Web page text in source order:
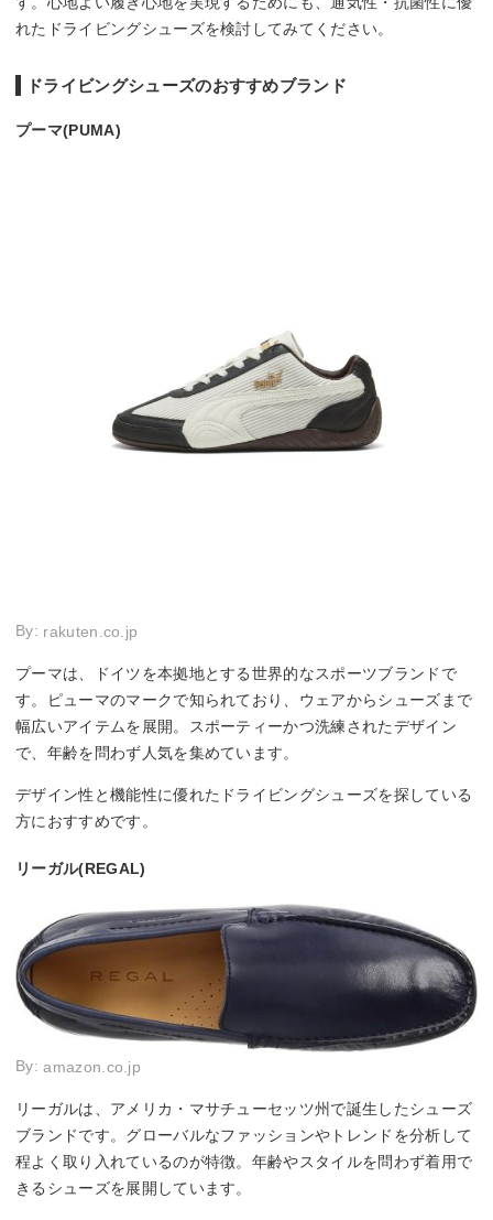
れたドライビングシューズを検討してみてください。
ドライビングシューズのおすすめブランド
プーマ(PUMA)
By: rakuten.co.jp
プーマは、ドイツを本拠地とする世界的なスポーツブランドで
す。ピューマのマークで知られており、ウェアからシューズまで
幅広いアイテムを展開。スポーティーかつ洗練されたデザイン
で、年齢を問わず人気を集めています。
デザイン性と機能性に優れたドライビングシューズを探している
方におすすめです。
リーガル(REGAL)
By:amazon.co.jp
リーガルは、アメリカ・マサチューセッツ州で誕生したシューズ
ブランドです。グローバルなファッションやトレンドを分析して
程よく取り入れているのが特徴。年齢やスタイルを問わず着用で
きるシューズを展開しています。